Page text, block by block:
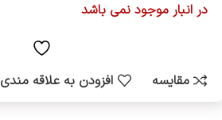
در انبار موجود نمی باشد
مقایسه افزودن به علاقه مندی